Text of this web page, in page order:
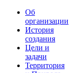
Об
организации
История
создания
Цели и
задачи
Территория